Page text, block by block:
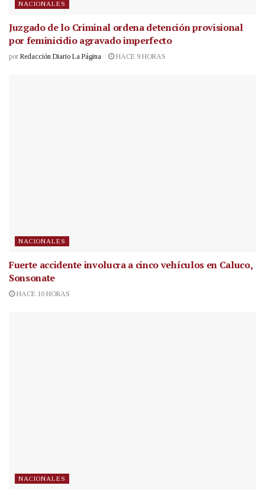
NACIONALES
Juzgado de lo Criminal ordena detención provisional
por feminicidio agravado imperfecto
por Redacción Diario La Página HACE 9 HORAS
NACIONALES
Fuerte accidente involucra a cinco vehículos en Caluco,
Sonsonate
HACE 10 HORAS
NACIONALES